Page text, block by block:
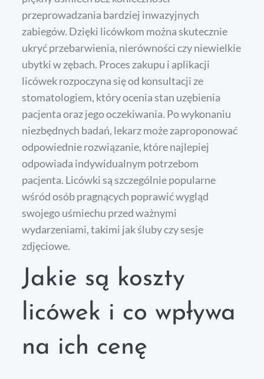
przeprowadzania bardziej inwazyjnych
zabiegów. Dzięki licówkom można skutecznie
ukryć przebarwienia, nierówności czy niewielkie
ubytki w zębach. Proces zakupu i aplikacji
licówek rozpoczyna się od konsultacji ze
stomatologiem, który ocenia stan uzębienia
pacjenta oraz jego oczekiwania. Po wykonaniu
niezbędnych badań, lekarz może zaproponować
odpowiednie rozwiązanie, które najlepiej
odpowiada indywidualnym potrzebom
pacjenta. Licówki są szczególnie popularne
wśród osób pragnących poprawić wygląd
swojego uśmiechu przed ważnymi
wydarzeniami, takimi jak śluby czy sesje
zdjęciowe.
Jakie są koszty
licówek i co wpływa
na ich cenę